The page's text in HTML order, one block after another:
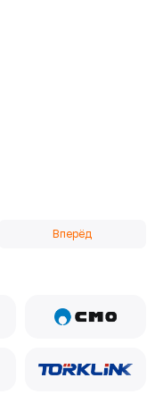
Вперёд